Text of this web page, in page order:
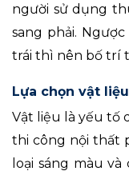
người sử dụng
sang phải.
trái thì nên bố trí
Lựa chọn vật
Vật liệu là yếu tố
thi công nội thất
loại sáng màu